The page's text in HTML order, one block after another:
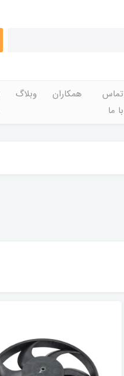
تماس
با ما
همکاران وبلاگ